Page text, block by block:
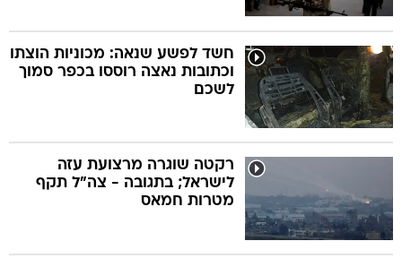
חשד לפשע שנאה: מכוניות הוצתו
וכתובות נאצה רוססו בכפר סמוך
לשכם
רקטה שוגרה מרצועת עזה
לישראל; בתגובה - צה"ל תקף
מטרות חמאס